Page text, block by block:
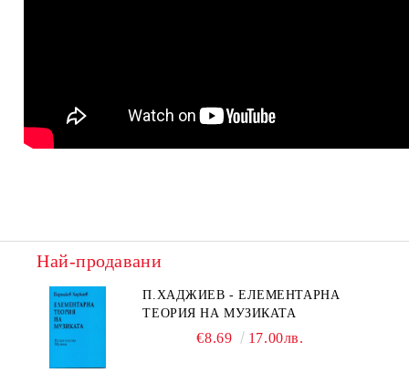
Най-продавани
П.ХАДЖИЕВ - ЕЛЕМЕНТАРНА
ТЕОРИЯ НА МУЗИКАТА
€8.69 17.00лв.